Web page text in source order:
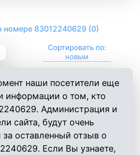
номере 83012240629 (0)
Сортировать по:
наши посетители еще
информации о том, кто
Администрация и
сайта, будут очень
за оставленный отзыв о
Если Вы узнаете,